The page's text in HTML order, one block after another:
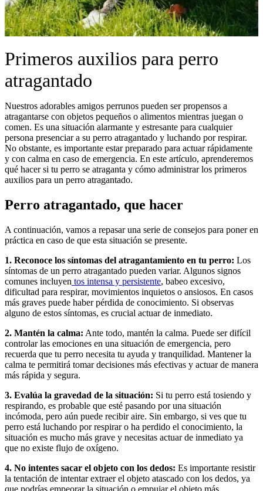
Primeros auxilios para perro
atragantado
Nuestros adorables amigos perrunos pueden ser propensos a
atragantarse con objetos pequeños o alimentos mientras juegan o
comen. Es una situación alarmante y estresante para cualquier
persona presenciar a su perro atragantado y luchando por respirar.
No obstante, es importante estar preparado para actuar rápidamente
y con calma en caso de emergencia. En este artículo, aprenderemos
qué hacer si tu perro se atraganta y cómo administrar los primeros
auxilios para un perro atragantado.
Perro atragantado, que hacer
A continuación, vamos a repasar una serie de consejos para poner en
práctica en caso de que esta situación se presente.
1. Reconoce los síntomas del atragantamiento en tu perro: Los
síntomas de un perro atragantado pueden variar. Algunos signos
comunes incluyen tos intensa y persistente, babeo excesivo,
dificultad para respirar, movimientos inquietos o ansiosos. En casos
más graves puede haber pérdida de conocimiento. Si observas
alguno de estos síntomas, es crucial actuar de inmediato.
2. Mantén la calma: Ante todo, mantén la calma. Puede ser difícil
controlar las emociones en una situación de emergencia, pero
recuerda que tu perro necesita tu ayuda y tranquilidad. Mantener la
calma te permitirá tomar decisiones más efectivas y actuar de manera
más rápida y segura.
3. Evalúa la gravedad de la situación: Si tu perro está tosiendo y
respirando, es probable que esté pasando por una situación
incómoda, pero aún puede recibir aire. Sin embargo, si ves que tu
perro está luchando por respirar o ha perdido el conocimiento, la
situación es mucho más grave y necesitas actuar de inmediato ya
que no existe flujo de oxígeno.
4. No intentes sacar el objeto con los dedos: Es importante resistir
la tentación de intentar extraer el objeto atascado con los dedos, ya
que podrías empeorar la situación o empujar el objeto más